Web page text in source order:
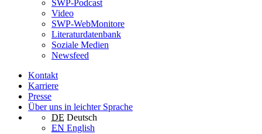
SWP-Podcast
Video
SWP-WebMonitore
Literaturdatenbank
Soziale Medien
Newsfeed
Kontakt
Karriere
Presse
Über uns in leichter Sprache
DE Deutsch
EN English